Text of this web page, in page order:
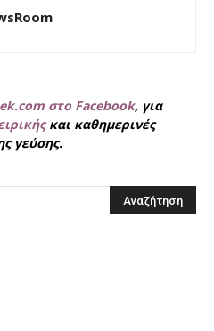
στο Facebook, για
και καθημερινές
γεύσης.